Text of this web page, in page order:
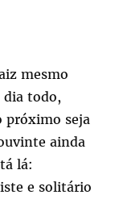
mesmo
dia todo,
próximo seja
ainda
lá:
e solitário